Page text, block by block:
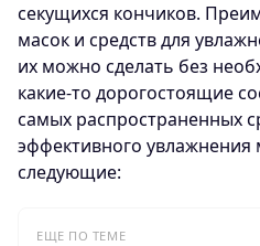
секущихся кончиков.
масок и средств для
их можно сделать без
какие-то дорогостоящие
самых распространенных
эффективного
следующие:
ЕЩЕ ПО ТЕМЕ